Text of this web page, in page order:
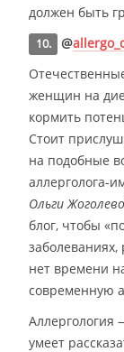
должен быть
10. @
женщин на
кормить
Стоит
на подобные
аллерголога-
Ольги
блог, чтобы
заболеваниях,
нет времени
современную
Аллергология
умеет